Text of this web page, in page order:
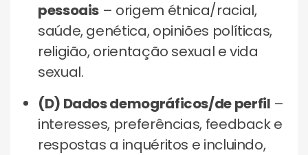
pessoais – origem étnica/racial,
saúde, genética, opiniões políticas,
religião, orientação sexual e vida
sexual.
(D) Dados demográficos/de perfil –
interesses, preferências, feedback e
respostas a inquéritos e incluindo,